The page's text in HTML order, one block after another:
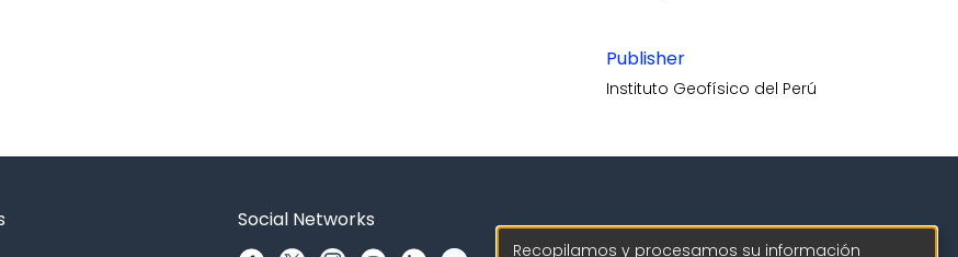
Publisher
Instituto Geofísico del Perú
Social Networks
Recopilamos y procesamos su información